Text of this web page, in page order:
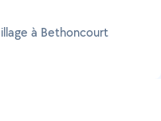
à Bethoncourt